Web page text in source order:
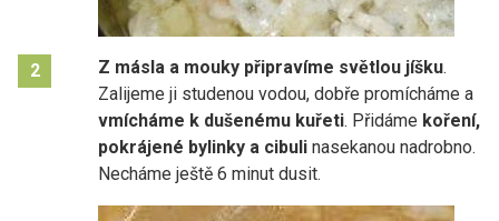
2 Z másla a mouky připravíme světlou jíšku.
Zalijeme ji studenou vodou, dobře promícháme a
vmícháme k dušenému kuřeti. Přidáme koření,
pokrájené bylinky a cibuli nasekanou nadrobno.
Necháme ještě 6 minut dusit.